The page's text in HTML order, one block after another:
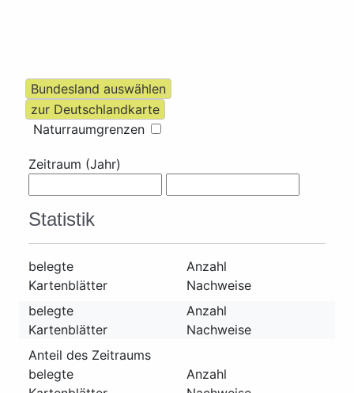
Naturraumgrenzen
Zeitraum (Jahr)
Statistik
belegte
Kartenblätter
Anzahl
Nachweise
belegte
Kartenblätter
Anzahl
Nachweise
Anteil des Zeitraums
belegte
Anzahl